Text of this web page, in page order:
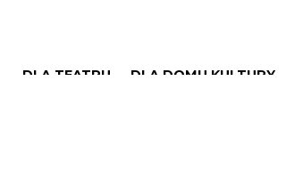
DLA TEATRU DLA DOMU KULTURY